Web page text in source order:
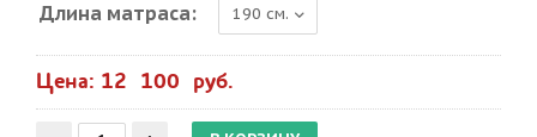
Длина матраса:
Цена: 12 100 руб.